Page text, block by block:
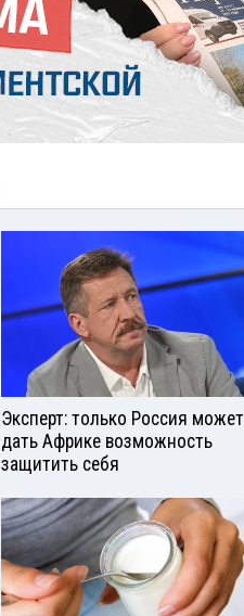
Эксперт: только Россия может
дать Африке возможность
защитить себя